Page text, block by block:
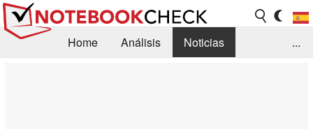
Home Análisis
Noticias
...